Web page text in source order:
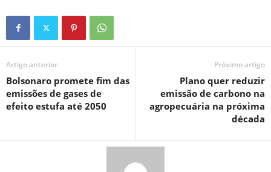
Artigo anterior
Bolsonaro promete fim das
emissões de gases de
efeito estufa até 2050
Próximo artigo
Plano quer reduzir
emissão de carbono na
agropecuária na próxima
década